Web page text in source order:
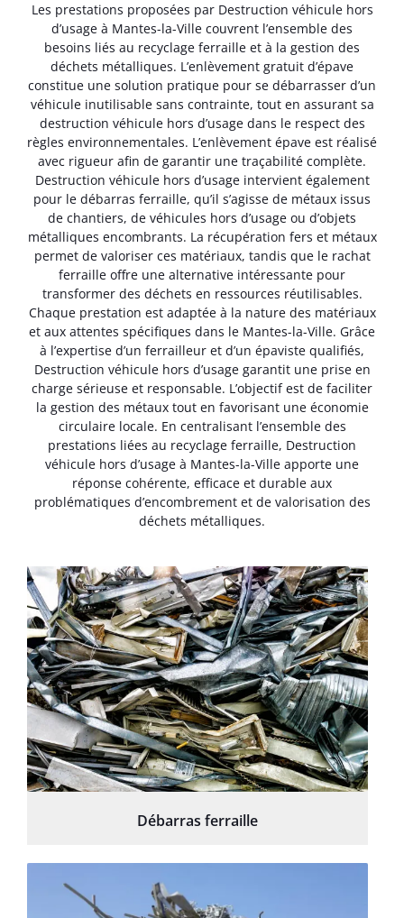
Les prestations proposées par Destruction véhicule hors
d’usage à Mantes-la-Ville couvrent l’ensemble des
besoins liés au recyclage ferraille et à la gestion des
déchets métalliques. L’enlèvement gratuit d’épave
constitue une solution pratique pour se débarrasser d’un
véhicule inutilisable sans contrainte, tout en assurant sa
destruction véhicule hors d’usage dans le respect des
règles environnementales. L’enlèvement épave est réalisé
avec rigueur afin de garantir une traçabilité complète.
Destruction véhicule hors d’usage intervient également
pour le débarras ferraille, qu’il s’agisse de métaux issus
de chantiers, de véhicules hors d’usage ou d’objets
métalliques encombrants. La récupération fers et métaux
permet de valoriser ces matériaux, tandis que le rachat
ferraille offre une alternative intéressante pour
transformer des déchets en ressources réutilisables.
Chaque prestation est adaptée à la nature des matériaux
et aux attentes spécifiques dans le Mantes-la-Ville. Grâce
à l’expertise d’un ferrailleur et d’un épaviste qualifiés,
Destruction véhicule hors d’usage garantit une prise en
charge sérieuse et responsable. L’objectif est de faciliter
la gestion des métaux tout en favorisant une économie
circulaire locale. En centralisant l’ensemble des
prestations liées au recyclage ferraille, Destruction
véhicule hors d’usage à Mantes-la-Ville apporte une
réponse cohérente, efficace et durable aux
problématiques d’encombrement et de valorisation des
déchets métalliques.
Débarras ferraille